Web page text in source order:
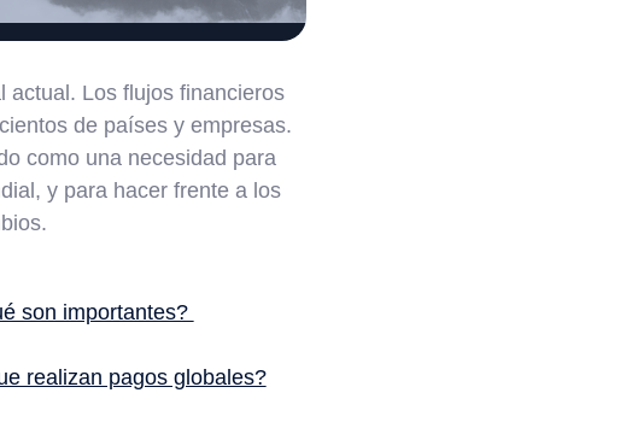
actual. Los flujos financieros
de países y empresas.
como una necesidad para
y para hacer frente a los
son importantes?
realizan pagos globales?